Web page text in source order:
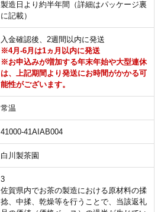
製造日より約半年間（詳細はパッケージ裏
に記載）
入金確認後、2週間以内に発送
※4月-6月は1ヵ月以内に発送
※お申込みが増加する年末年始や大型連休
は、上記期間より発送にお時間がかかる可
能性がございます。
常温
41000-41AIAB004
白川製茶園
3
佐賀県内でお茶の製造における原材料の揉
捻、中揉、乾燥等を行うことで、当該返礼